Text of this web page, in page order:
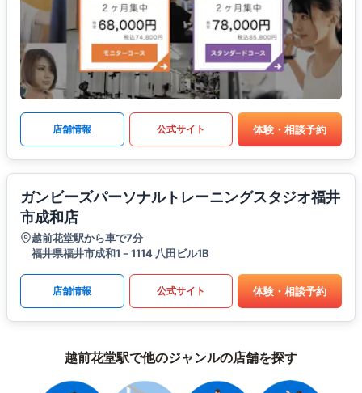
店舗情報 公式サイト 体験・相談予約
ガンビーズパーソナルトレーニングスタジオ福井
市成和店
越前花堂駅から車で7分
福井県福井市成和1－1114 八田ビル1B
店舗情報 公式サイト 体験・相談予約
越前花堂駅で他のジャンルの店舗を探す